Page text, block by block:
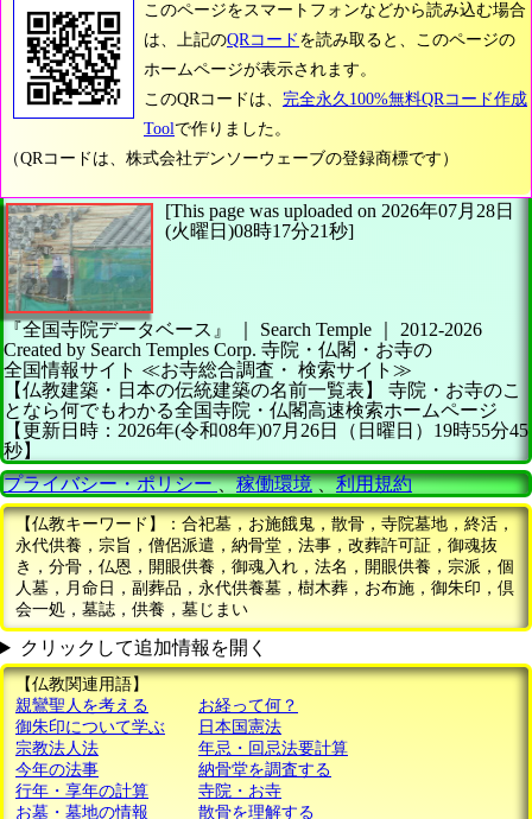
このページをスマートフォンなどから読み込む場合
は、上記のQRコード を読み取ると、このページの
ホームページが表示されます。
このQRコードは、 完全永久100%無料QRコード作成
Toolで作りました。
（QRコードは、株式会社デンソーウェーブの登録商標です）
[This page was uploaded on 2026年07月28日
(火曜日)08時17分21秒]
『全国寺院データベース』 ｜ Search Temple
2012-2026
Created by Search Temples Corp. 寺院・仏閣・お寺の
全国情報サイト ≪お寺総合調査・ 検索サイト≫
【仏教建築・日本の伝統建築の名前一覧表】
寺院・お寺のこ
となら何でもわかる全国寺院・仏閣高速検索ホームページ
【更新日時：2026年(令和08年)07月26日（日曜日）19時55分45
秒】
プライバシー・ポリシー、稼働環境、利用規約
【仏教キーワード】：合祀墓，お施餓鬼，散骨，寺院墓地，終活，
永代供養，宗旨，僧侶派遣，納骨堂，法事，改葬許可証，御魂抜
き，分骨，仏恩，開眼供養，御魂入れ，法名，開眼供養，宗派，個
人墓，月命日，副葬品，永代供養墓，樹木葬，お布施，御朱印，倶
会一処，墓誌，供養，墓じまい
クリックして追加情報を開く
【仏教関連用語】
親鸞聖人を考える
お経って何？
御朱印について学ぶ
日本国憲法
宗教法人法
年忌・回忌法要計算
今年の法事
納骨堂を調査する
行年・享年の計算
寺院・お寺
お墓・墓地の情報
散骨を理解する